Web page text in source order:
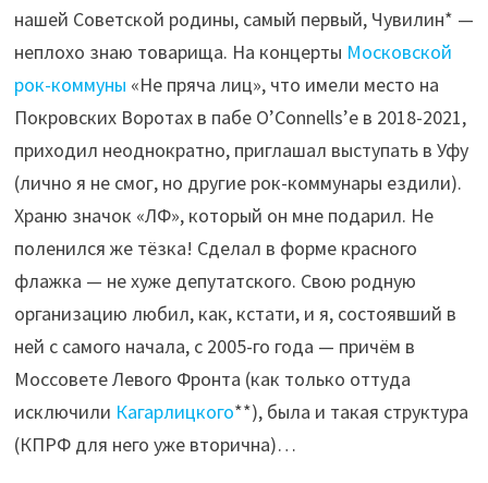
нашей Советской родины, самый первый, Чувилин* —
неплохо знаю товарища. На концерты Московской
рок-коммуны «Не пряча лиц», что имели место на
Покровских Воротах в пабе О’Connells’е в 2018-2021,
приходил неоднократно, приглашал выступать в Уфу
(лично я не смог, но другие рок-коммунары ездили).
Храню значок «ЛФ», который он мне подарил. Не
поленился же тёзка! Сделал в форме красного
флажка — не хуже депутатского. Свою родную
организацию любил, как, кстати, и я, состоявший в
ней с самого начала, с 2005-го года — причём в
Моссовете Левого Фронта (как только оттуда
исключили Кагарлицкого**), была и такая структура
(КПРФ для него уже вторична)…